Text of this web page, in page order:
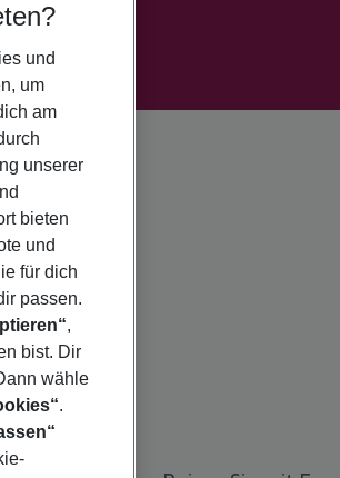
und
um
am
unserer
bieten
und
für dich
passen.
,
bist. Dir
wähle
.